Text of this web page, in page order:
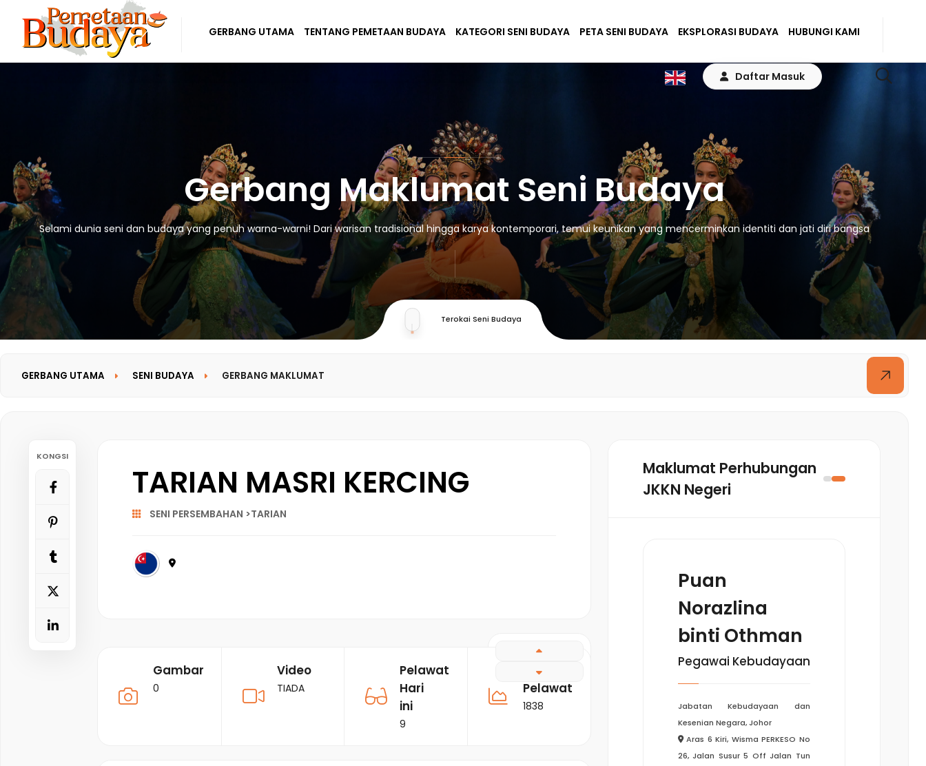
GERBANG UTAMA TENTANG PEMETAAN BUDAYA KATEGORI SENI BUDAYA PETA SENI BUDAYA EKSPLORASI BUDAYA HUBUNGI KAMI
Daftar Masuk
Gerbang Maklumat Seni Budaya
Selami dunia seni dan budaya yang penuh warna-warni! Dari warisan tradisional hingga karya kontemporari, temui keunikan yang mencerminkan identiti dan jati diri bangsa
Terokai Seni Budaya
GERBANG UTAMA SENI BUDAYA GERBANG MAKLUMAT
KONGSI
TARIAN MASRI KERCING
SENI PERSEMBAHAN >TARIAN
Gambar
0
Video
TIADA
Pelawat
Hari
ini
9
Jumlah
Pelawat
1838
Maklumat Perhubungan
JKKN Negeri
Puan
Norazlina
binti Othman
Pegawai Kebudayaan
Jabatan Kebudayaan dan
Kesenian Negara, Johor
Aras 6 Kiri, Wisma PERKESO No
26, Jalan Susur 5 Off Jalan Tun